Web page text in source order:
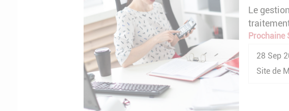
Le
de la
Prochaine
28 Sep
Site de